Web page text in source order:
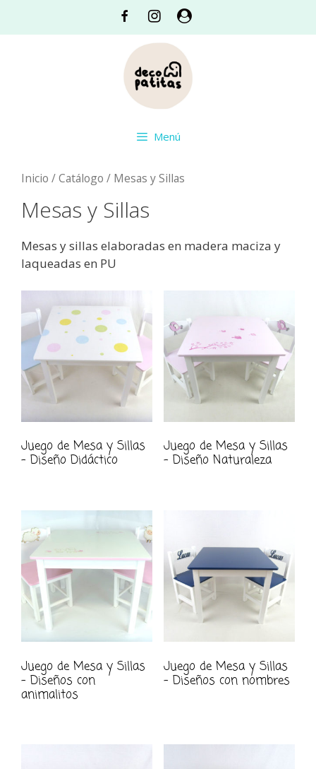
FacebookInstagramAcceso
Menú
Inicio /Catálogo / Mesas y Sillas
Mesas y Sillas
Mesas y sillas elaboradas en madera maciza y
laqueadas en PU
Juego de Mesa y Sillas
– Diseño Didáctico
Juego de Mesa y Sillas
– Diseño Naturaleza
Juego de Mesa y Sillas
– Diseños con
animalitos
Juego de Mesa y Sillas
– Diseños con nombres